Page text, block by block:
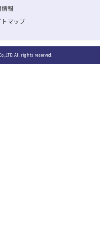
情報
トマップ
All rights reserved.